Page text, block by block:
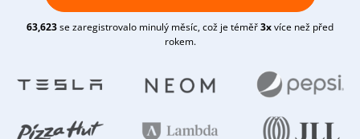
63,623se zaregistrovalo minulý měsíc, což je téměř3xvíce než před
rokem.